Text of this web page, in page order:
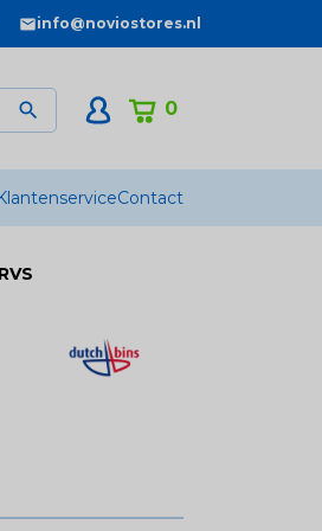
info@noviostores.nl
0

Contact